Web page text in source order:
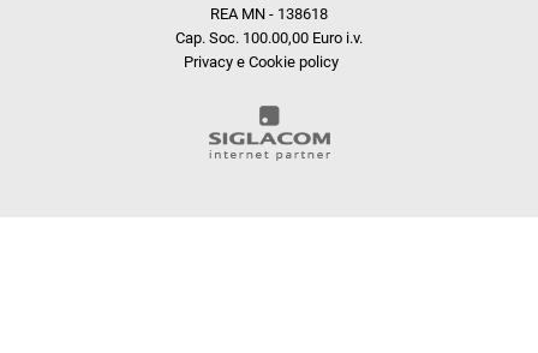
REA MN - 138618
Cap. Soc. 100.00,00 Euro i.v.
Privacy e Cookie policy